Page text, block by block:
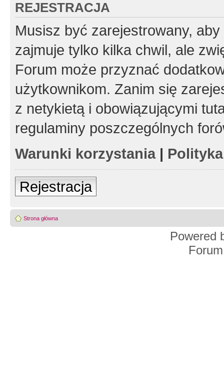
REJESTRACJA
Musisz być zarejestrowany,
zajmuje tylko kilka chwil, ale
Forum może przyznać
użytkownikom. Zanim się
z netykietą i obowiązującymi
regulaminy poszczególnych
Warunki korzystania|
Rejestracja
Strona główna
Powered